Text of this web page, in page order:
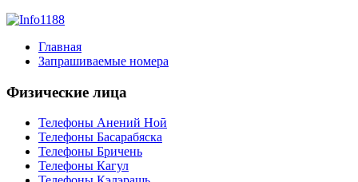
Главная
Запрашиваемые номера
Физические лица
Телефоны Анений Ноӣ
Телефоны Басарабяска
Телефоны Бричень
Телефоны Кагул